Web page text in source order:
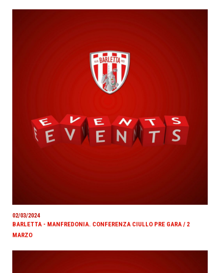
02/03/2024
BARLETTA - MANFREDONIA. CONFERENZA CIULLO PRE GARA / 2
MARZO